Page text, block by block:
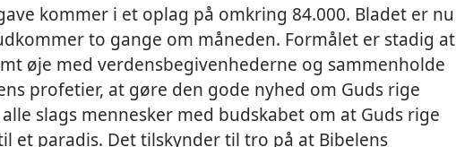
kommer i et oplag på omkring 84.000. Bladet er nu
to gange om måneden. Formålet er stadig at
øje med verdensbegivenhederne og sammenholde
profetier, at gøre den gode nyhed om Guds rige
slags mennesker med budskabet om at Guds rige
et paradis. Det tilskynder til tro på at Bibelens